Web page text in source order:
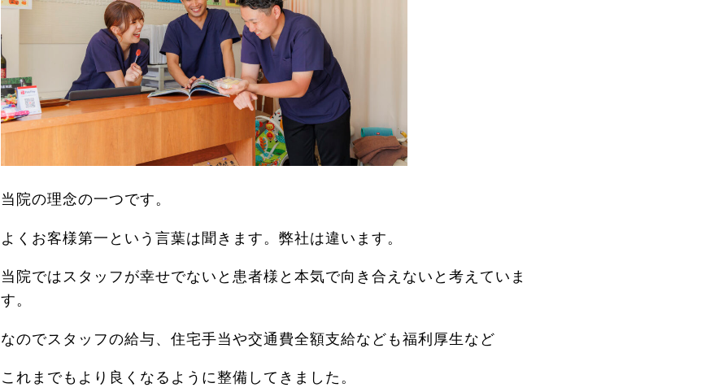
当院の理念の一つです。
よくお客様第一という言葉は聞きます。弊社は違います。
当院ではスタッフが幸せでないと患者様と本気で向き合えないと考えていま
す。
なのでスタッフの給与、住宅手当や交通費全額支給なども福利厚生など
これまでもより良くなるように整備してきました。